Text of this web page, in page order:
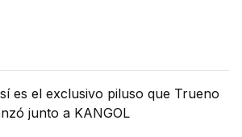
es el exclusivo piluso que Trueno
junto a KANGOL